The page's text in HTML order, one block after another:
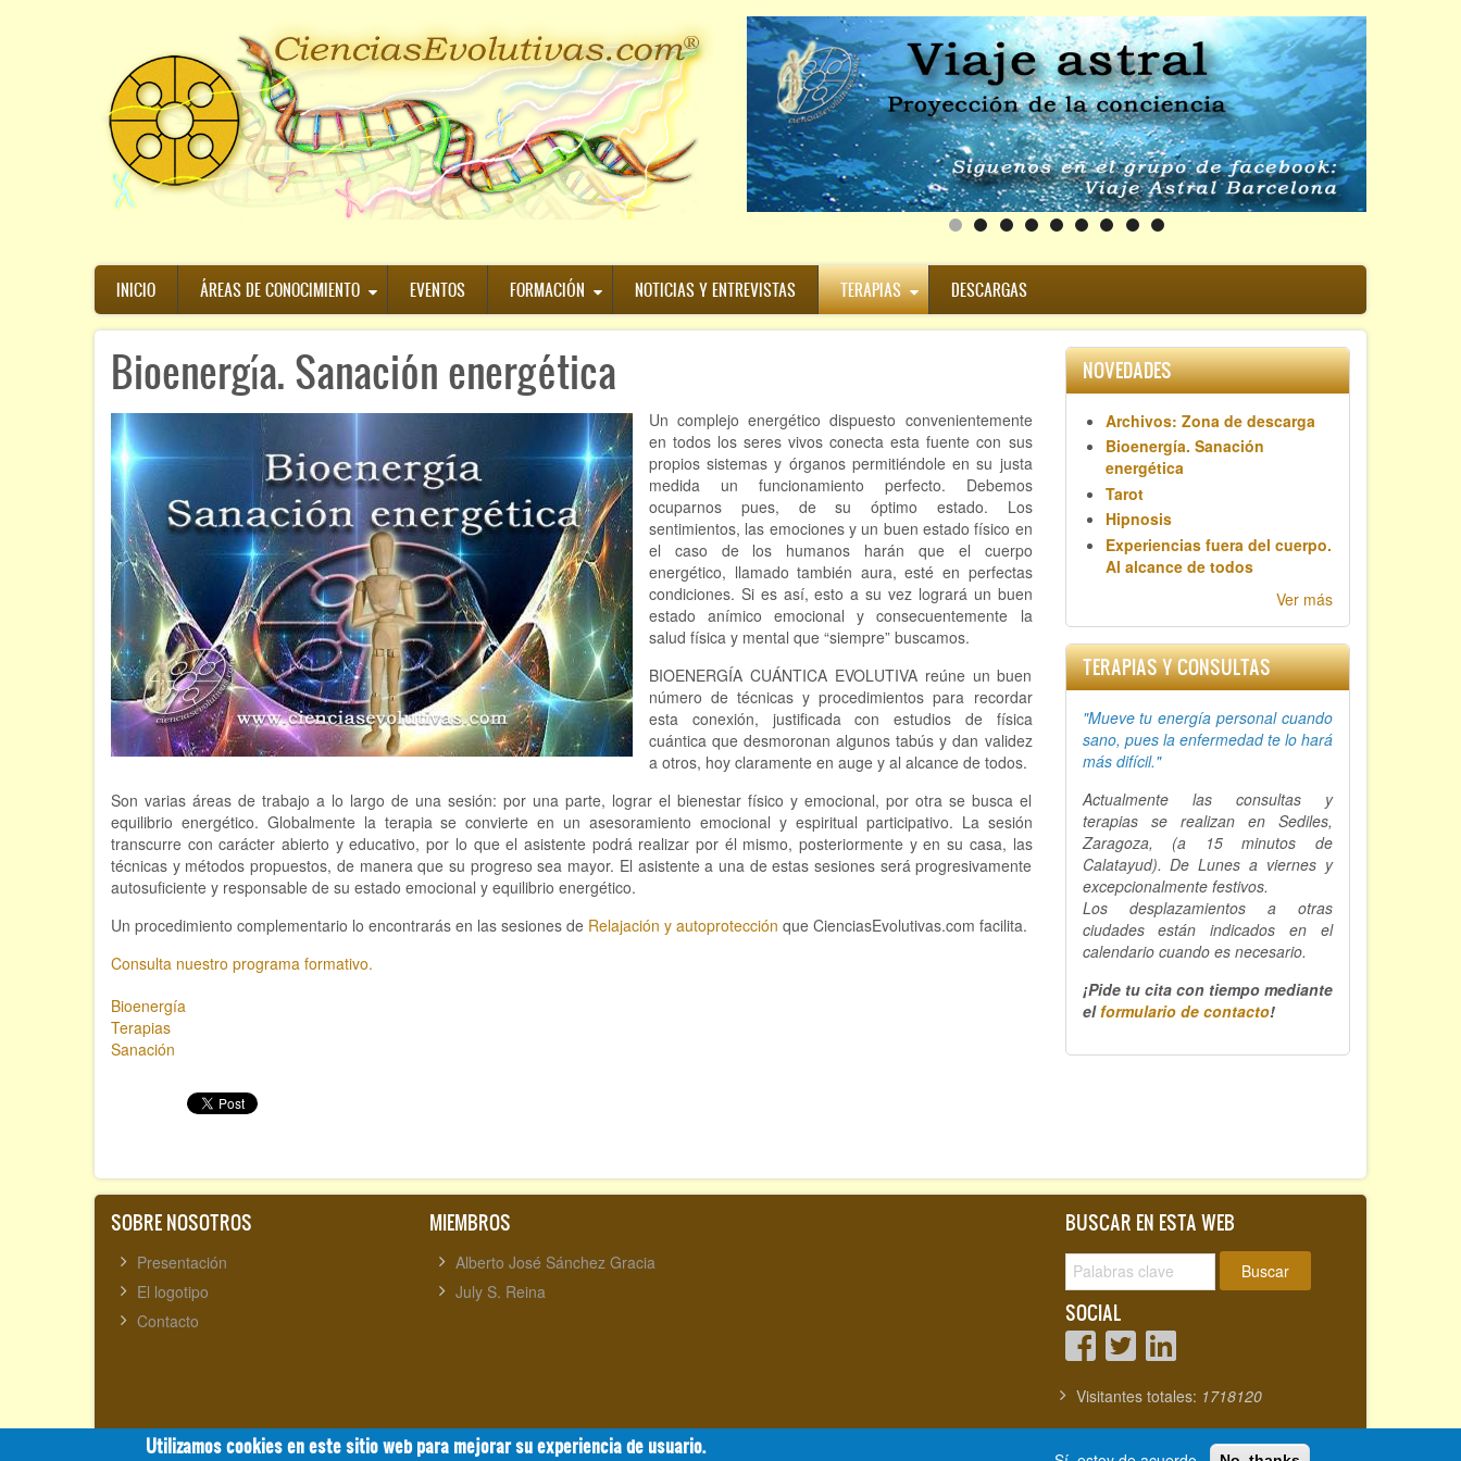
Navegación
principal
INICIO ÁREAS DE CONOCIMIENTO EVENTOS FORMACIÓN NOTICIAS Y ENTREVISTAS TERAPIAS DESCARGAS
Bioenergía. Sanación energética
Un complejo energético dispuesto convenientemente
en todos los seres vivos conecta esta fuente con sus
propios sistemas y órganos permitiéndole en su justa
medida un funcionamiento perfecto. Debemos
ocuparnos pues, de su óptimo estado. Los
sentimientos, las emociones y un buen estado físico en
el caso de los humanos harán que el cuerpo
energético, llamado también aura, esté en perfectas
condiciones. Si es así, esto a su vez logrará un buen
estado anímico emocional y consecuentemente la
salud física y mental que “siempre” buscamos.
BIOENERGÍA CUÁNTICA EVOLUTIVA reúne un buen
número de técnicas y procedimientos para recordar
esta conexión, justificada con estudios de física
cuántica que desmoronan algunos tabús y dan validez
a otros, hoy claramente en auge y al alcance de todos.
Son varias áreas de trabajo a lo largo de una sesión: por una parte, lograr el bienestar físico y emocional, por otra se busca el
equilibrio energético. Globalmente la terapia se convierte en un asesoramiento emocional y espiritual participativo. La sesión
transcurre con carácter abierto y educativo, por lo que el asistente podrá realizar por él mismo, posteriormente y en su casa, las
técnicas y métodos propuestos, de manera que su progreso sea mayor. El asistente a una de estas sesiones será progresivamente
autosuficiente y responsable de su estado emocional y equilibrio energético.
Un procedimiento complementario lo encontrarás en las sesiones de Relajación y autoprotección que CienciasEvolutivas.com facilita.
Consulta nuestro programa formativo.
Bioenergía
Terapias
Sanación
NOVEDADES
Archivos: Zona de descarga
Bioenergía. Sanación
energética
Tarot
Hipnosis
Experiencias fuera del cuerpo.
Al alcance de todos
Ver más
TERAPIAS Y CONSULTAS
"Mueve tu energía personal cuando
sano, pues la enfermedad te lo hará
más difícil."
Actualmente las consultas y
terapias se realizan en Sediles,
Zaragoza, (a 15 minutos de
Calatayud). De Lunes a viernes y
excepcionalmente festivos.
Los desplazamientos a otras
ciudades están indicados en el
calendario cuando es necesario.
¡Pide tu cita con tiempo mediante
elformulario de contacto!
SOBRE NOSOTROS
Presentación
El logotipo
Contacto
MIEMBROS
Alberto José Sánchez Gracia
July S. Reina
BUSCAR EN ESTA WEB
Buscar
SOCIAL
Visitantes totales: 1718120
Utilizamos cookies en este sitio web para mejorar su experiencia de usuario.